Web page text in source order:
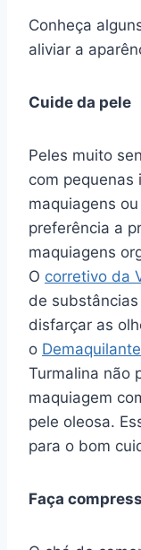
Conheça
aliviar a
Cuide da pele
Peles muito
com pequenas
maquiagens
preferência a
maquiagens
O corretivo da
de
disfarçar as
o
Turmalina não
maquiagem
pele oleosa.
para o bom
Faça